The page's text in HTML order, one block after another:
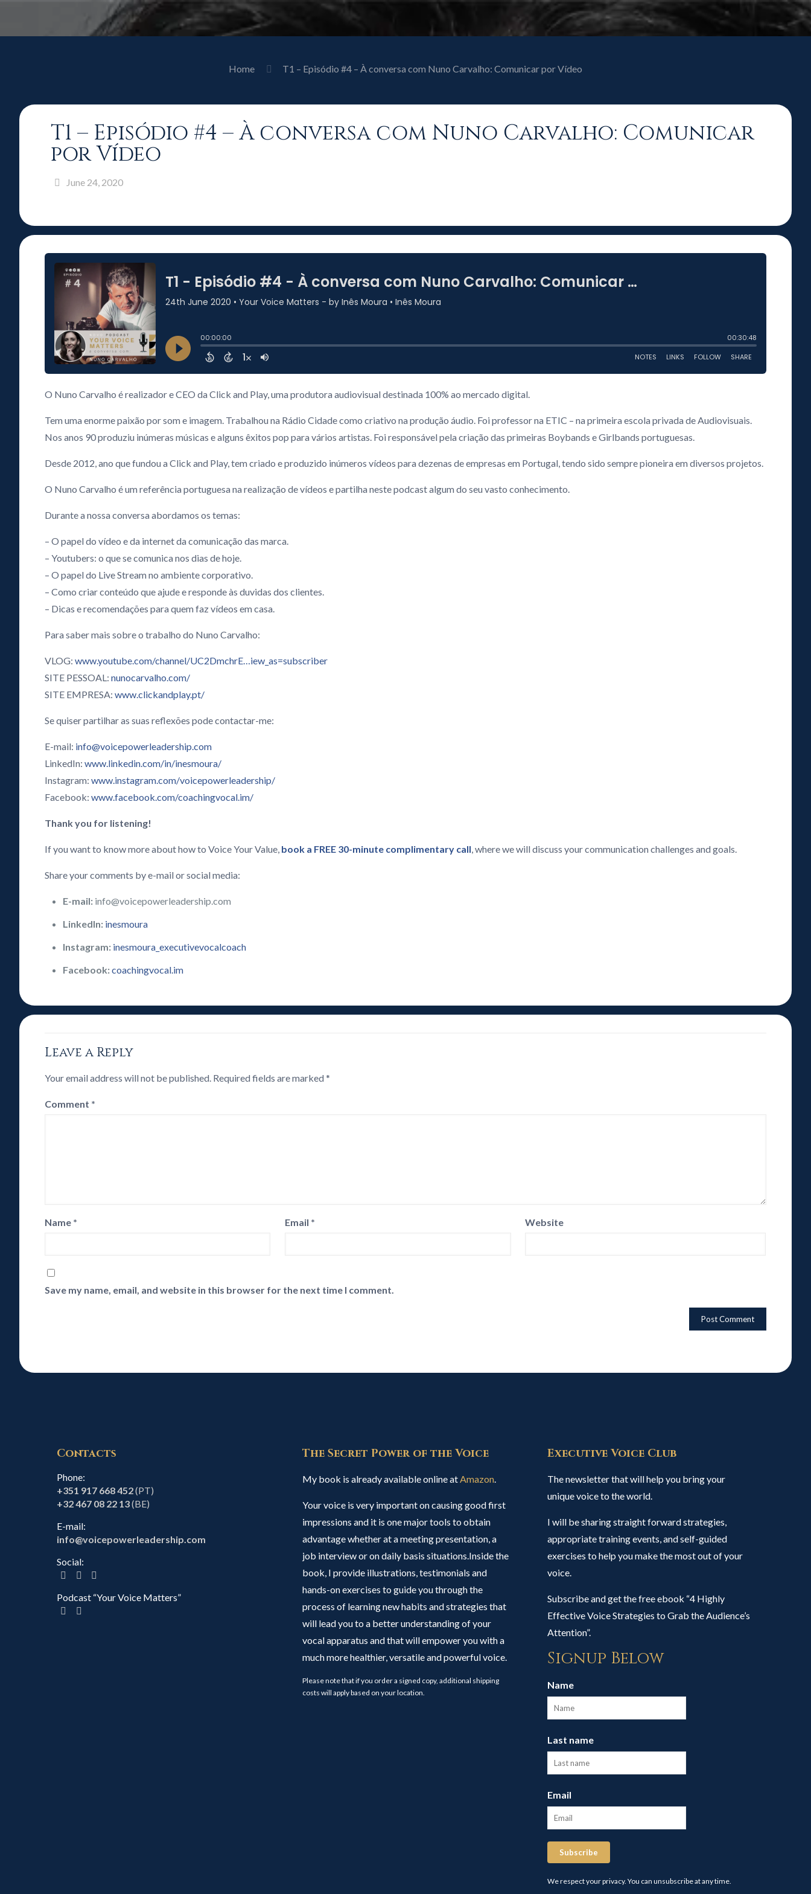
Home T1 – Episódio #4 – À conversa com Nuno Carvalho: Comunicar por Vídeo
T1 – Episódio #4 – À conversa com Nuno Carvalho: Comunicar
por Vídeo
June 24, 2020
O Nuno Carvalho é realizador e CEO da Click and Play, uma produtora audiovisual destinada 100% ao mercado digital.
Tem uma enorme paixão por som e imagem. Trabalhou na Rádio Cidade como criativo na produção áudio. Foi professor na ETIC – na primeira escola privada de Audiovisuais.
Nos anos 90 produziu inúmeras músicas e alguns êxitos pop para vários artistas. Foi responsável pela criação das primeiras Boybands e Girlbands portuguesas.
Desde 2012, ano que fundou a Click and Play, tem criado e produzido inúmeros vídeos para dezenas de empresas em Portugal, tendo sido sempre pioneira em diversos projetos.
O Nuno Carvalho é um referência portuguesa na realização de vídeos e partilha neste podcast algum do seu vasto conhecimento.
Durante a nossa conversa abordamos os temas:
– O papel do vídeo e da internet da comunicação das marca.
– Youtubers: o que se comunica nos dias de hoje.
– O papel do Live Stream no ambiente corporativo.
– Como criar conteúdo que ajude e responde às duvidas dos clientes.
– Dicas e recomendações para quem faz vídeos em casa.
Para saber mais sobre o trabalho do Nuno Carvalho:
VLOG:www.youtube.com/channel/UC2DmchrE…iew_as=subscriber
SITE PESSOAL:nunocarvalho.com/
SITE EMPRESA:www.clickandplay.pt/
Se quiser partilhar as suas reflexões pode contactar-me:
E-mail: info@voicepowerleadership.com
LinkedIn:www.linkedin.com/in/inesmoura/
Instagram:www.instagram.com/voicepowerleadership/
Facebook:www.facebook.com/coachingvocal.im/
Thank you for listening!
If you want to know more about how to Voice Your Value, book a FREE 30-minute complimentary call, where we will discuss your communication challenges and goals.
Share your comments by e-mail or social media:
E-mail: info@voicepowerleadership.com
LinkedIn: inesmoura
Instagram: inesmoura_executivevocalcoach
Facebook:coachingvocal.im
Leave a Reply
Your email address will not be published. Required fields are marked*
Comment *
Name * Email * Website
Save my name, email, and website in this browser for the next time I comment.
Contacts
Phone:
+351 917 668 452(PT)
+32 467 08 22 13(BE)
E-mail:
info@voicepowerleadership.com
Social:
Podcast “Your Voice Matters”
The Secret Power of the Voice
My book is already available online atAmazon.
Your voice is very important on causing good first
impressions and it is one major tools to obtain
advantage whether at a meeting presentation, a
job interview or on daily basis situations.Inside the
book, I provide illustrations, testimonials and
hands-on exercises to guide you through the
process of learning new habits and strategies that
will lead you to a better understanding of your
vocal apparatus and that will empower you with a
much more healthier, versatile and powerful voice.
Please note that if you order a signed copy, additional shipping
costs will apply based on your location.
Executive Voice Club
The newsletter that will help you bring your
unique voice to the world.
I will be sharing straight forward strategies,
appropriate training events, and self-guided
exercises to help you make the most out of your
voice.
Subscribe and get the free ebook “4 Highly
Effective Voice Strategies to Grab the Audience’s
Attention”.
Signup Below
Name
Last name
Email
Subscribe
We respect your privacy. You can unsubscribe at any time.